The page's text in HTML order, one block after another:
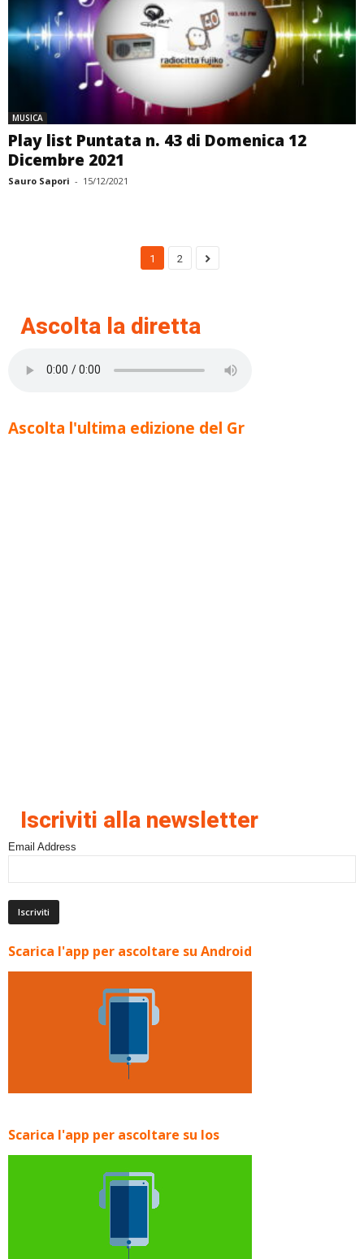
MUSICA
Play list Puntata n. 43 di Domenica 12
Dicembre 2021
Sauro Sapori - 15/12/2021
1 2
Ascolta la diretta
Ascolta l'ultima edizione del Gr
Iscriviti alla newsletter
Email Address
Scarica l'app per ascoltare su Android
Scarica l'app per ascoltare su Ios